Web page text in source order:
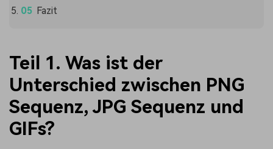
Fazit
Teil 1. Was ist der
Unterschied zwischen PNG
Sequenz, JPG Sequenz und
GIFs?